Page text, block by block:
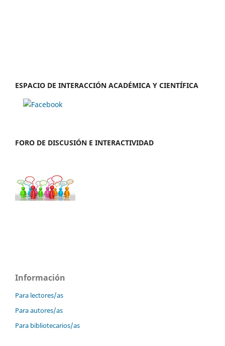
ESPACIO DE INTERACCIÓN ACADÉMICA Y CIENTÍFICA
FORO DE DISCUSIÓN E INTERACTIVIDAD
Información
Para lectores/as
Para autores/as
Para bibliotecarios/as